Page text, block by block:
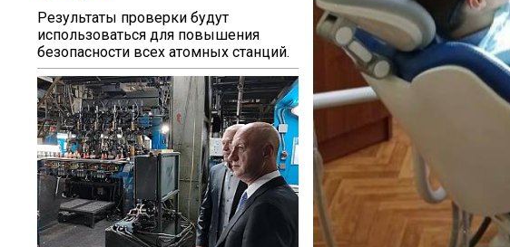
Результаты проверки будут
использоваться для повышения
безопасности всех атомных станций.